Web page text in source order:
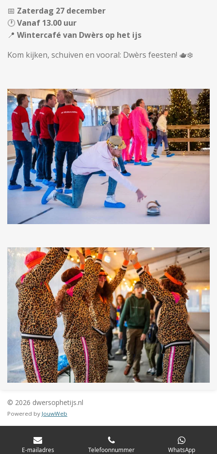
📅 Zaterdag 27 december
🕐Vanaf 13.00 uur
📍 Wintercafé van Dwèrs op het ijs
Kom kijken, schuiven en vooral: Dwèrs feesten! 🫖❄️
© 2026 dwersophetijs.nl
Powered by JouwWeb
E-mailadres Telefoonnummer WhatsApp